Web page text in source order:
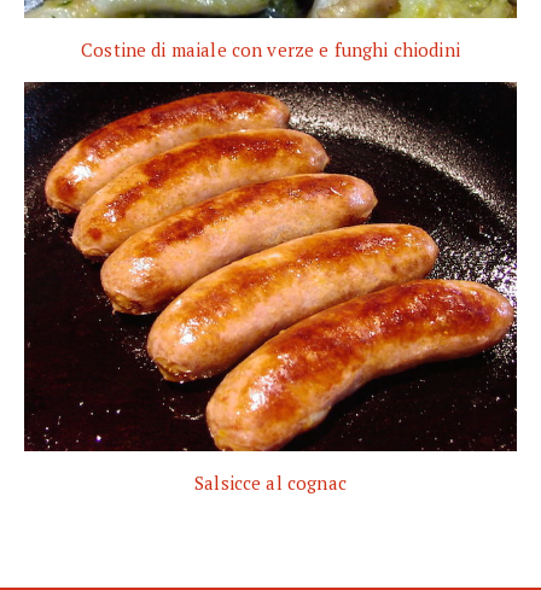
Costine di maiale con verze e funghi chiodini
Salsicce al cognac